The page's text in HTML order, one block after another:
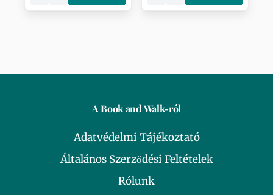
A Book and Walk-ról
Adatvédelmi Tájékoztató
Általános Szerződési Feltételek
Rólunk